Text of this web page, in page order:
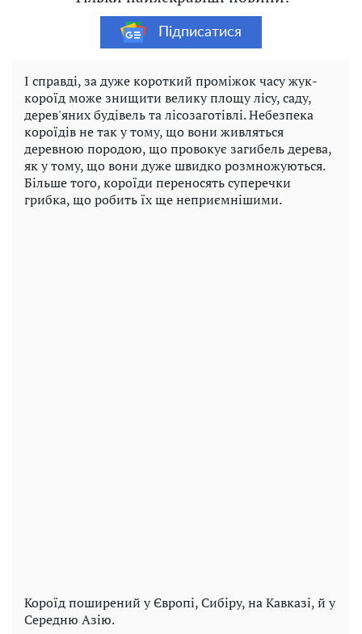
Підписатися
І справді, за дуже короткий проміжок часу жук-
короїд може знищити велику площу лісу, саду,
дерев'яних будівель та лісозаготівлі. Небезпека
короїдів не так у тому, що вони живляться
деревною породою, що провокує загибель дерева,
як у тому, що вони дуже швидко розмножуються.
Більше того, короїди переносять суперечки
грибка, що робить їх ще неприємнішими.
Короїд поширений у Європі, Сибіру, ​​на Кавказі, й ​​у
Середню Азію.